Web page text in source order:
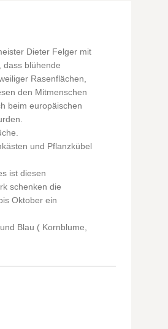
Dieter Felger mit
dass blühende
Rasenflächen,
den Mitmenschen
beim europäischen
und Pflanzkübel
ist diesen
schenken die
Oktober ein
Blau ( Kornblume,